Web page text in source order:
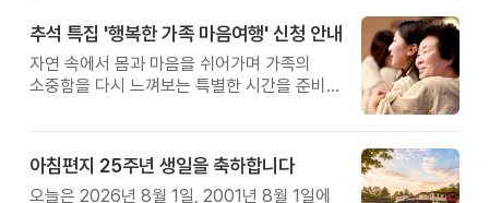
추석 특집 '행복한 가족 마음여행' 신청 안내
자연 속에서 몸과 마음을 쉬어가며 가족의
소중함을 다시 느껴보는 특별한 시간을 준비해
아침편지 25주년 생일을 축하합니다
오늘은 2026년 8월 1일, 2001년 8월 1일에